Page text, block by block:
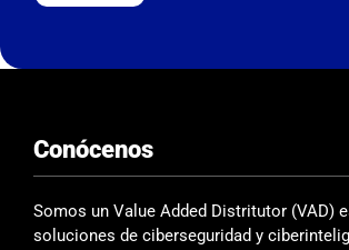
s
c
a
m
p
Conócenos
Somos un Value Added Distritutor (VAD)
soluciones de ciberseguridad y